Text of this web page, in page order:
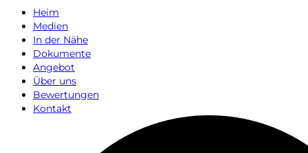
Heim
Medien
In der Nähe
Dokumente
Angebot
Über uns
Bewertungen
Kontakt